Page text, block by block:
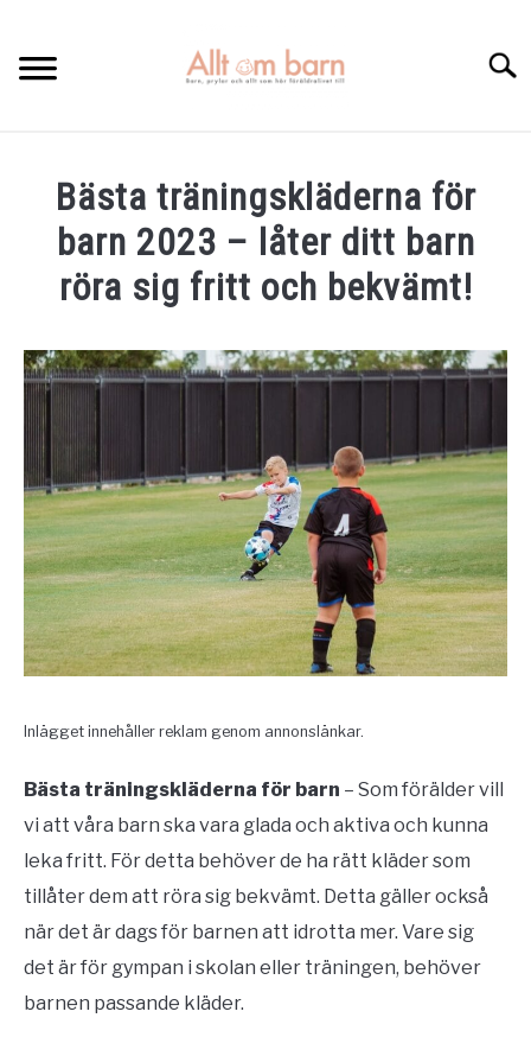
content
BÄST I TEST
GRAVIDITETSKALENDER
KONTAKTA
Bästa träningskläderna för
barn 2023 – låter ditt barn
röra sig fritt och bekvämt!
by
Elin
Kläder
Inlägget innehåller reklam genom annonslänkar.
Bästa träningskläderna för barn – Som förälder vill
vi att våra barn ska vara glada och aktiva och kunna
leka fritt. För detta behöver de ha rätt kläder som
tillåter dem att röra sig bekvämt. Detta gäller också
när det är dags för barnen att idrotta mer. Vare sig
det är för gympan i skolan eller träningen, behöver
barnen passande kläder.